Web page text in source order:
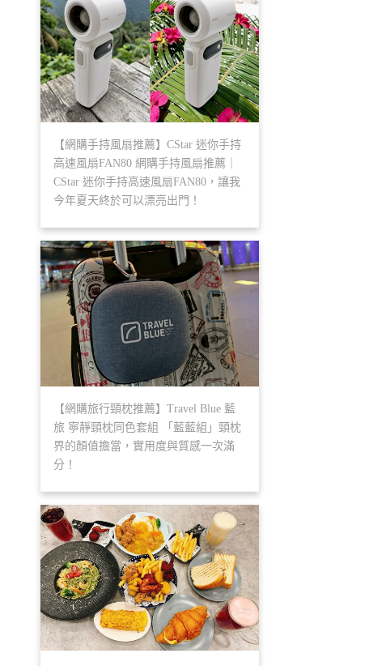
【網購手持風扇推薦】CStar 迷你手持
高速風扇FAN80 網購手持風扇推薦｜
CStar 迷你手持高速風扇FAN80，讓我
今年夏天終於可以漂亮出門！
【網購旅行頸枕推薦】Travel Blue 藍
旅 寧靜頸枕同色套組 「藍藍組」頸枕
界的顏值擔當，實用度與質感一次滿
分！